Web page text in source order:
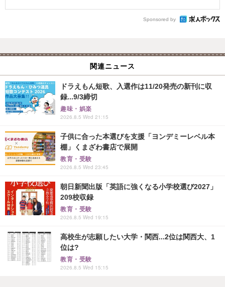
Sponsored by
関連ニュース
ドラえもん短歌、入選作は11/20発売の新刊に収
録...9/3締切
趣味・娯楽
2026.8.5 Wed 21:15
子供に合った本選びを支援「ヨンデミーレベル本
棚」くまざわ書店で展開
教育・受験
2026.8.5 Wed 23:45
朝日新聞出版「英語に強くなる小学校選び2027」
209校収録
教育・受験
2026.8.5 Wed 19:15
高校生が志願したい大学・関西...2位は関西大、1
位は?
教育・受験
2026.8.5 Wed 15:15